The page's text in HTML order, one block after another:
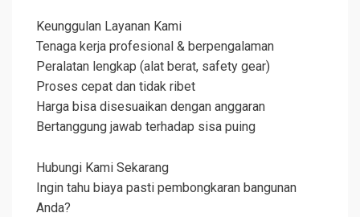
Keunggulan Layanan Kami
Tenaga kerja profesional & berpengalaman
Peralatan lengkap (alat berat, safety gear)
Proses cepat dan tidak ribet
Harga bisa disesuaikan dengan anggaran
Bertanggung jawab terhadap sisa puing
Hubungi Kami Sekarang
Ingin tahu biaya pasti pembongkaran bangunan
Anda?